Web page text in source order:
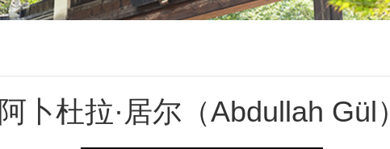
阿卜杜拉·居尔（Abdullah Gül）